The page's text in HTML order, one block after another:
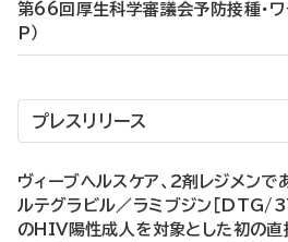
第66回厚生科学審議会予防接種・ワ
P）
プレスリリース
ヴィーブヘルスケア、2剤レジメンで
ルテグラビル／ラミブジン［DTG/
のHIV陽性成人を対象とした初の直